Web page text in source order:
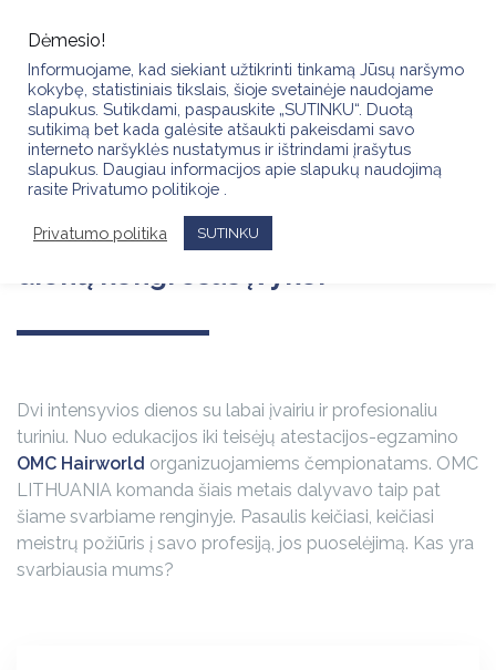
content
Didžiausios pasaulyje grožio
specialistų organizacijos dviejų
dienų kongresas įvyko!
Dvi intensyvios dienos su labai įvairiu ir profesionaliu
turiniu. Nuo edukacijos iki teisėjų atestacijos-egzamino
OMC Hairworld organizuojamiems čempionatams. OMC
LITHUANIA komanda šiais metais dalyvavo taip pat
šiame svarbiame renginyje. Pasaulis keičiasi, keičiasi
meistrų požiūris į savo profesiją, jos puoselėjimą. Kas yra
svarbiausia mums?
Dėmesio!
Informuojame, kad siekiant užtikrinti tinkamą Jūsų naršymo
kokybę, statistiniais tikslais, šioje svetainėje naudojame
slapukus. Sutikdami, paspauskite „SUTINKU“. Duotą
sutikimą bet kada galėsite atšaukti pakeisdami savo
interneto naršyklės nustatymus ir ištrindami įrašytus
slapukus. Daugiau informacijos apie slapukų naudojimą
rasite Privatumo politikoje .
Privatumo politika SUTINKU